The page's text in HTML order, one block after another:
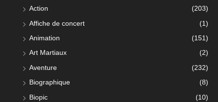
Action
(203)
Affiche de concert (1)
Animation (151)
Art Martiaux (2)
Aventure (232)
Biographique (8)
Biopic (10)